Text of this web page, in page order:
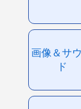
画像＆サ
ド